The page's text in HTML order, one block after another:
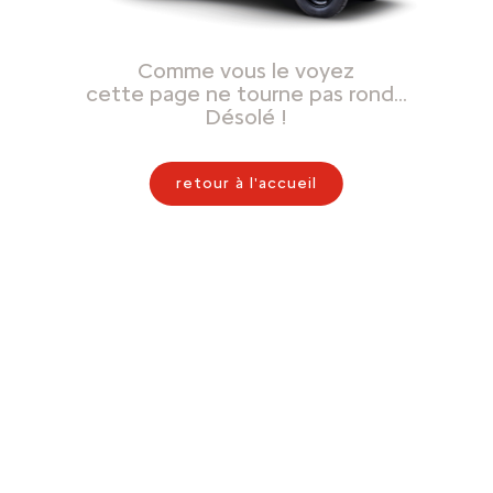
Comme vous le voyez
cette page ne tourne pas rond…
Désolé !
retour à l'accueil